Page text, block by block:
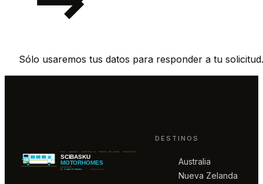
Sólo usaremos tus datos para responder a tu solicitud.
DESTINOS
Australia
Nueva Zelanda